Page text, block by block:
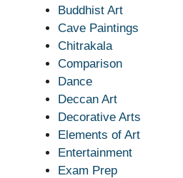
Buddhist Art
Cave Paintings
Chitrakala
Comparison
Dance
Deccan Art
Decorative Arts
Elements of Art
Entertainment
Exam Prep